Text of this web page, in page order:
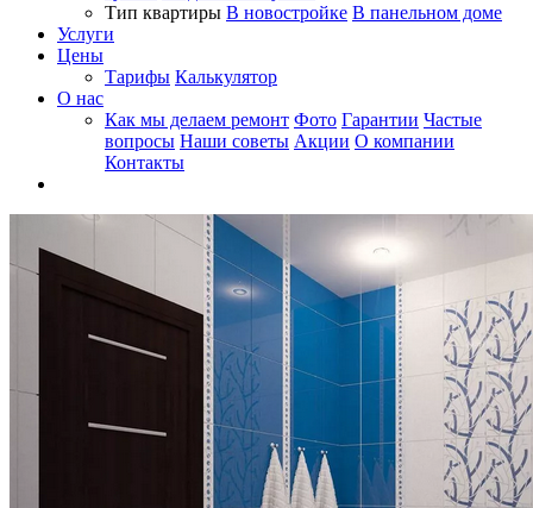
Тип квартиры В новостройке В панельном доме
Услуги
Цены
Тарифы Калькулятор
О нас
Как мы делаем ремонт Фото Гарантии Частые
вопросы Наши советы Акции О компании
Контакты